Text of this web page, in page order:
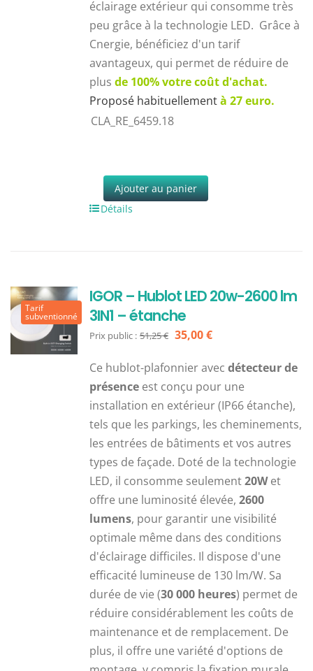
éclairage extérieur qui consomme très
peu grâce à la technologie LED. Grâce à
Cnergie, bénéficiez d'un tarif
avantageux, qui permet de réduire de
plus de 100% votre coût d'achat.
Proposé habituellementà 27 euro.
CLA_RE_6459.18
Ajouter au panier
Détails
Tarif
subventionné
IGOR – Hublot LED 20w-2600 lm
3IN1 – étanche
Prix public : 51,25€ Le
initial
était :
51,25 €.
35,00€Le
actuel
est :
35,00 €.
Ce hublot-plafonnier avec détecteur de
présenceest conçu pour une
installation en extérieur (IP66 étanche),
tels que les parkings, les cheminements,
les entrées de bâtiments et vos autres
types de façade. Doté de la technologie
LED, il consomme seulement20Wet
offre une luminosité élevée, 2600
lumens, pour garantir une visibilité
optimale même dans des conditions
d'éclairage difficiles. Il dispose d'une
efficacité lumineuse de 130 lm/W. Sa
durée de vie (30 000 heures) permet de
réduire considérablement les coûts de
maintenance et de remplacement. De
plus, il offre une variété d'options de